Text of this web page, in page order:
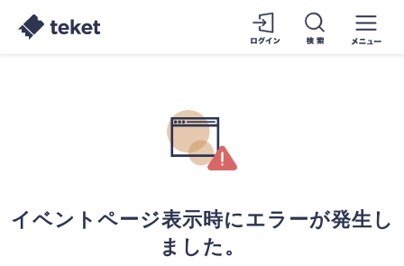
イベントページ表示時にエラーが発生し
ました。